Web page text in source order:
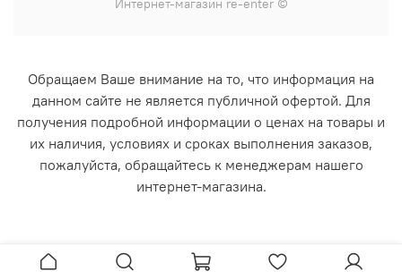
Интернет-магазин re-enter ©
Обращаем Ваше внимание на то, что информация на
данном сайте не является публичной офертой. Для
получения подробной информации о ценах на товары и
их наличия, условиях и сроках выполнения заказов,
пожалуйста, обращайтесь к менеджерам нашего
интернет-магазина.